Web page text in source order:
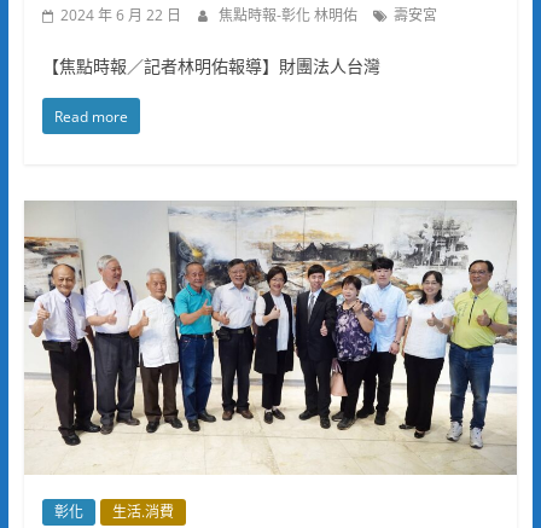
2024 年 6 月 22 日 焦點時報-彰化 林明佑 壽安宮
【焦點時報／記者林明佑報導】財團法人台灣
Read more
彰化 生活.消費